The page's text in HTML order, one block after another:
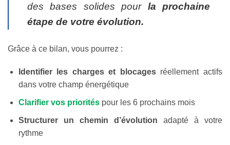
des bases solides pour la prochaine
étape de votre évolution.
Grâce à ce bilan, vous pourrez :
Identifier les charges et blocagesréellement actifs
dans votre champ énergétique
Clarifier vos prioritéspour les 6 prochains mois
Structurer un chemin d’évolution adapté à votre
rythme